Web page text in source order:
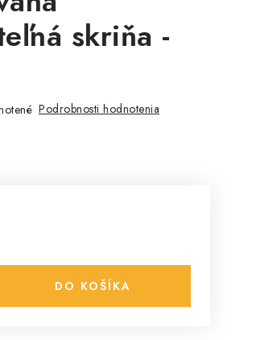
skriňa -
Podrobnosti hodnotenia
DO KOŠÍKA